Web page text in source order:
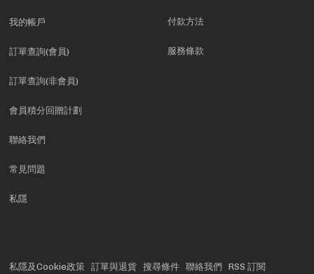
我的帳戶
訂單查詢(會員)
訂單查詢(非會員)
會員積分回贈計劃
聯絡我們
常見問題
私隱
付款方法
服務條款
私隱及Cookie政策 訂單與退貨 搜尋條件 聯絡我們 RSS 訂閱